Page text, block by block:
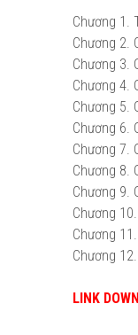
Chương 1.
Chương 2.
Chương 3.
Chương 4.
Chương 5.
Chương 6.
Chương 7.
Chương 8.
Chương 9.
Chương
Chương
Chương
LINK